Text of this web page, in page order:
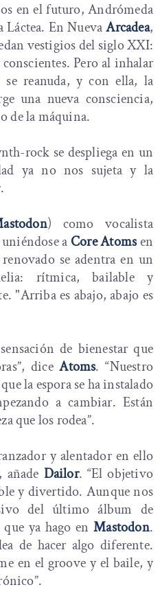
en el futuro, Andrómeda
Láctea. En NuevaArcadea,
vestigios del siglo XXI:
Pero al inhalar
se reanuda, y con ella, la
una nueva consciencia,
de la máquina.
rock se despliega en un
ya no nos sujeta y la
) como vocalista
aCore Atomsen
se adentra en un
rítmica, bailable y
"Arriba es abajo, abajo es
de bienestar que
diceAtoms. “Nuestro
la espora se ha instalado
a cambiar. Están
que los rodea”.
y alentador en ello
añade Dailor. “El objetivo
y divertido. Aunque nos
del último álbum de
ya hago enMastodon.
de hacer algo diferente.
en el groove y el baile, y